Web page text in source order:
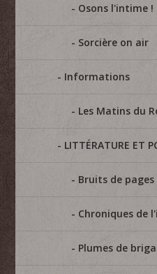
Osons l'intime !
Sorcière on air
Informations
Les Matins du
LITTÉRATURE ET
Bruits de pages
Chroniques de
Plumes de